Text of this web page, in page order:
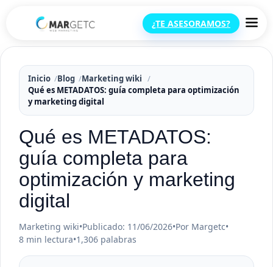
¿TE ASESORAMOS?
Inicio Blog
Marketing wiki
Qué es METADATOS: guía completa para optimización
y marketing digital
Qué es METADATOS:
guía completa para
optimización y marketing
digital
Marketing wiki•Publicado: 11/06/2026•Por Margetc•
8 min lectura•1,306 palabras